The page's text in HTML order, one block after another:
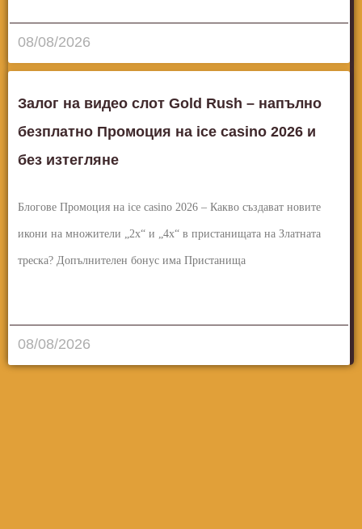
08/08/2026
Залог на видео слот Gold Rush – напълно
безплатно Промоция на ice casino 2026 и
без изтегляне
Блогове Промоция на ice casino 2026 – Какво създават новите
икони на множители „2x“ и „4x“ в пристанищата на Златната
треска? Допълнителен бонус има Пристанища
08/08/2026